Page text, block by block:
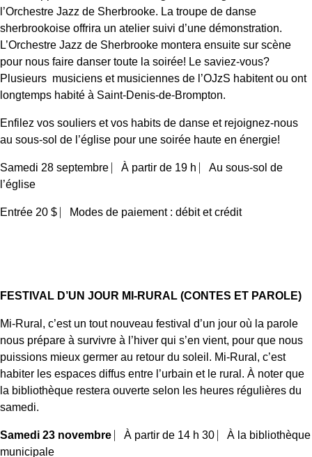
l’Orchestre Jazz de Sherbrooke. La troupe de danse
sherbrookoise offrira un atelier suivi d’une démonstration.
L’Orchestre Jazz de Sherbrooke montera ensuite sur scène
pour nous faire danser toute la soirée! Le saviez-vous?
Plusieurs musiciens et musiciennes de l’OJzS habitent ou ont
longtemps habité à Saint-Denis-de-Brompton.
Enfilez vos souliers et vos habits de danse et rejoignez-nous
au sous-sol de l’église pour une soirée haute en énergie!
Samedi 28 septembre ⎸À partir de 19 h ⎸Au sous-sol de
l’église
Entrée 20 $ ⎸Modes de paiement : débit et crédit
FESTIVAL D’UN JOUR MI-RURAL (CONTES ET PAROLE)
Mi-Rural, c’est un tout nouveau festival d’un jour où la parole
nous prépare à survivre à l’hiver qui s’en vient, pour que nous
puissions mieux germer au retour du soleil. Mi-Rural, c’est
habiter les espaces diffus entre l’urbain et le rural. À noter que
la bibliothèque restera ouverte selon les heures régulières du
samedi.
Samedi 23 novembre ⎸À partir de 14 h 30 ⎸À la bibliothèque
municipale